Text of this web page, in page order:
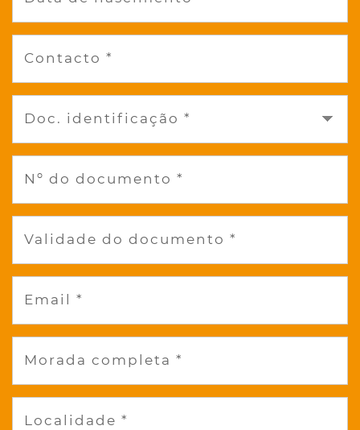
Contacto *
Doc. identificação *
Nº do documento *
Validade do documento *
Email *
Morada completa *
Localidade *